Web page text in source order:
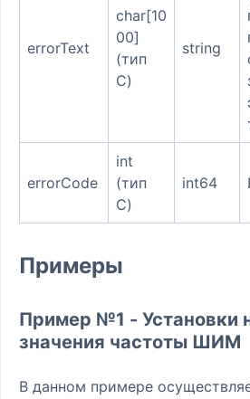
errorText
char[10
00]
(тип
C)
string
errorCode
int
(тип
C)
int64
Примеры
Пример №1 - Установки
значения частоты ШИМ
В данном примере